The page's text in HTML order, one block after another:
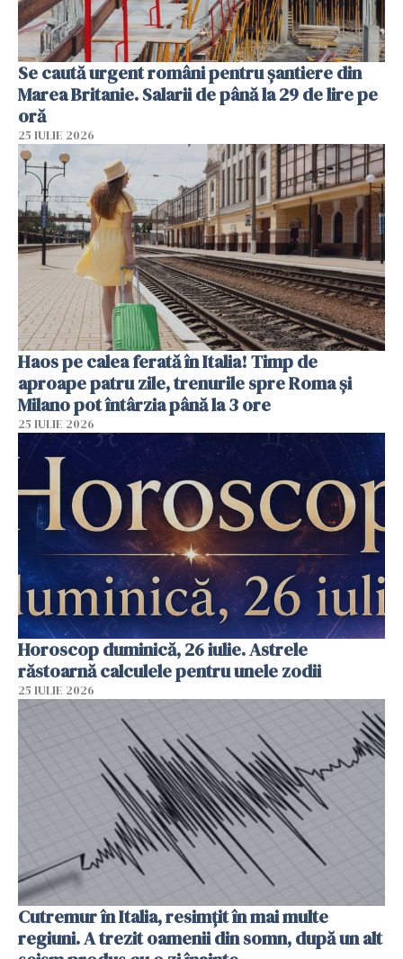
Se caută urgent români pentru șantiere din
Marea Britanie. Salarii de până la 29 de lire pe
oră
25 IULIE 2026
Haos pe calea ferată în Italia! Timp de
aproape patru zile, trenurile spre Roma și
Milano pot întârzia până la 3 ore
25 IULIE 2026
Horoscop duminică, 26 iulie. Astrele
răstoarnă calculele pentru unele zodii
25 IULIE 2026
Cutremur în Italia, resimțit în mai multe
regiuni. A trezit oamenii din somn, după un alt